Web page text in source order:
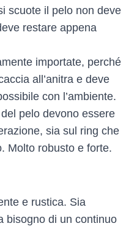
scuote il pelo non deve
restare appena
importate, perché
all’anitra e deve
con l’ambiente.
pelo devono essere
sia sul ring che
Molto robusto e forte.
e rustica. Sia
bisogno di un continuo